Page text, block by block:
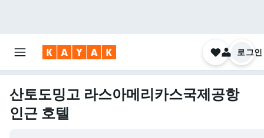
로그인
산토도밍고 라스아메리카스국제공항
인근 호텔